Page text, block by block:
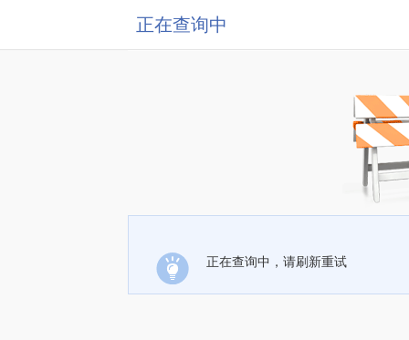
正在查询中
正在查询中，请刷新重试